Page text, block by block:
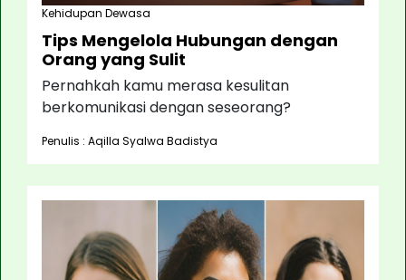
Kehidupan Dewasa
Tips Mengelola Hubungan dengan
Orang yang Sulit
Pernahkah kamu merasa kesulitan
berkomunikasi dengan seseorang?
Penulis : Aqilla Syalwa Badistya